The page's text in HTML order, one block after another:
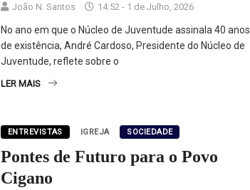
João N. Santos 14:52 - 1 de Julho, 2026
No ano em que o Núcleo de Juventude assinala 40 anos
de existência, André Cardoso, Presidente do Núcleo de
Juventude, reflete sobre o
LER MAIS
ENTREVISTAS IGREJA SOCIEDADE
Pontes de Futuro para o Povo
Cigano